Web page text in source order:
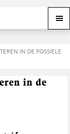
M
n
IN DE FOSSIELE
in de